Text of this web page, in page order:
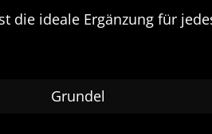
die ideale Ergänzung für
Grundel